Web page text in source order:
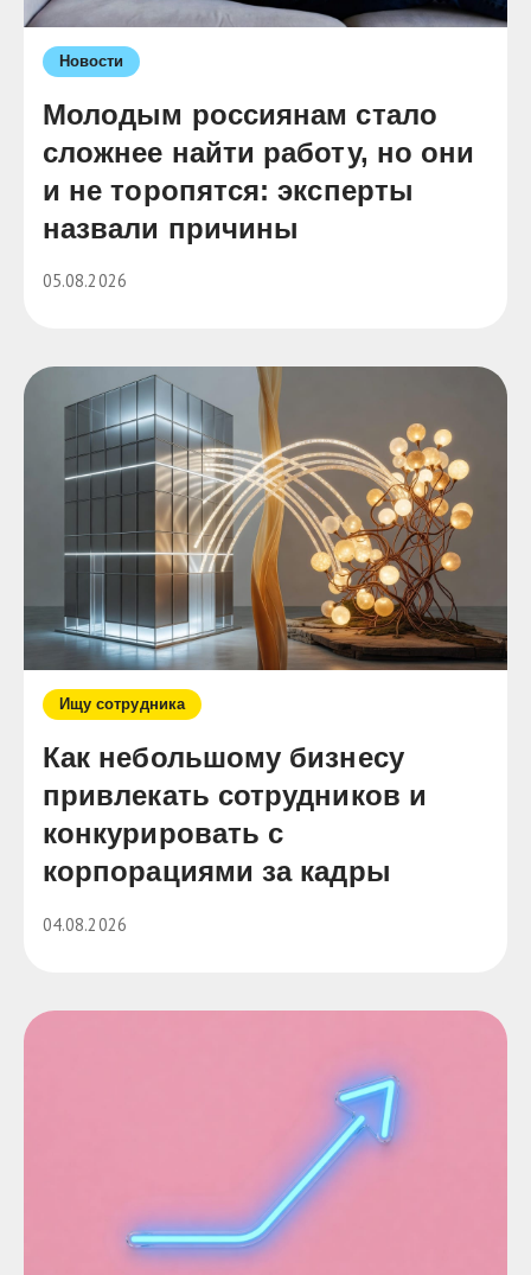
Новости
Молодым россиянам стало
сложнее найти работу, но они
и не торопятся: эксперты
назвали причины
05.08.2026
Ищу сотрудника
Как небольшому бизнесу
привлекать сотрудников и
конкурировать с
корпорациями за кадры
04.08.2026